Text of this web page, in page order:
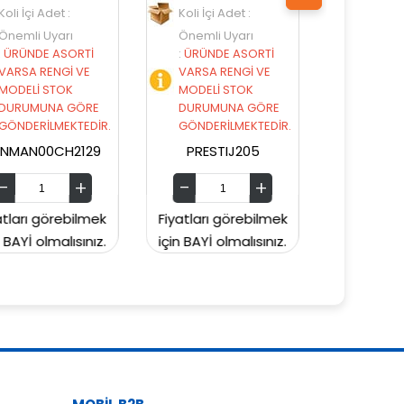
Koli İçi Adet :
Önemli Uyarı
: ÜRÜNDE ASORTİ
VARSA RENGİ VE
MODELİ STOK
DURUMUNA GÖRE
GÖNDERİLMEKTEDİR.
PRESTIJ205
Fiyatları görebilmek
için BAYİ olmalısınız.
Koli İçi Adet :
Önemli Uyarı
: ÜRÜNDE ASORTİ
VARSA RENGİ VE
MODELİ STOK
DURUMUNA GÖRE
GÖNDERİLMEKTEDİR.
PRESTIJ203
Fiyatları görebilmek
için BAYİ olmalısınız.